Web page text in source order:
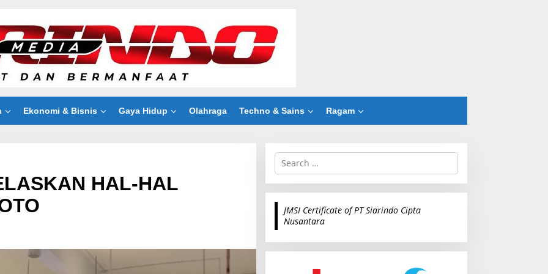
Ekonomi & Bisnis Gaya Hidup Olahraga Techno & Sains Ragam
HAL-HAL
S
r
c
r
JMSI Certificate of PT Siarindo Cipta
Nusantara